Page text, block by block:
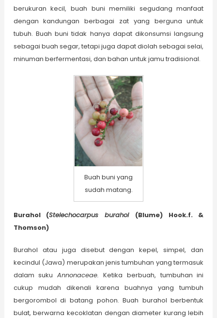
berukuran kecil, buah buni memiliki segudang manfaat
dengan kandungan berbagai zat yang berguna untuk
tubuh. Buah buni tidak hanya dapat dikonsumsi langsung
sebagai buah segar, tetapi juga dapat diolah sebagai selai,
minuman berfermentasi, dan bahan untuk jamu tradisional.
Buah buni yang
sudah matang.
Burahol (Stelechocarpus burahol (Blume) Hook.f. &
Thomson)
Burahol atau juga disebut dengan kepel, simpel, dan
kecindul (Jawa) merupakan jenis tumbuhan yang termasuk
dalam sukuAnnonaceae. Ketika berbuah, tumbuhan ini
cukup mudah dikenali karena buahnya yang tumbuh
bergorombol di batang pohon. Buah burahol berbentuk
bulat, berwarna kecoklatan dengan diameter kurang lebih